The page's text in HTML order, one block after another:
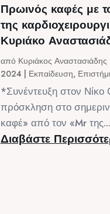
Πρωινός καφές με
της
Κυριάκο
από Κυριάκος Αναστασιάδης
2024 | Εκπαίδευση,
*Συνέντευξη στον Νίκο
πρόσκληση στο
καφέ» από τον «Mr της...
Διαβάστε